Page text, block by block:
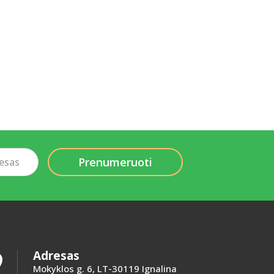
Adresas
Mokyklos g. 6, LT-30119 Ignalina